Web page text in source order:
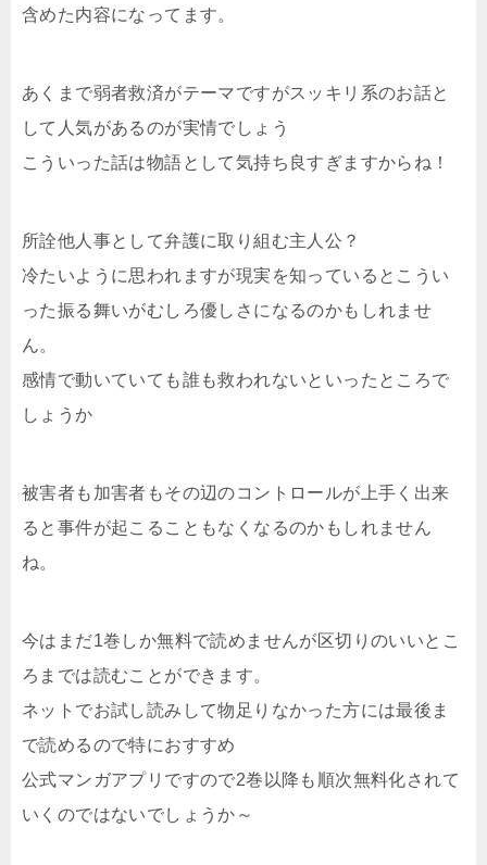
含めた内容になってます。
あくまで弱者救済がテーマですがスッキリ系のお話と
して人気があるのが実情でしょう
こういった話は物語として気持ち良すぎますからね！
所詮他人事として弁護に取り組む主人公？
冷たいように思われますが現実を知っているとこうい
った振る舞いがむしろ優しさになるのかもしれませ
ん。
感情で動いていても誰も救われないといったところで
しょうか
被害者も加害者もその辺のコントロールが上手く出来
ると事件が起こることもなくなるのかもしれません
ね。
今はまだ1巻しか無料で読めませんが区切りのいいとこ
ろまでは読むことができます。
ネットでお試し読みして物足りなかった方には最後ま
で読めるので特におすすめ
公式マンガアプリですので2巻以降も順次無料化されて
いくのではないでしょうか～